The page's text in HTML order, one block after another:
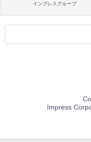
インプレスグループ
Impress